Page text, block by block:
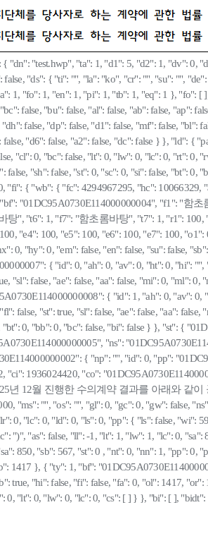
"dn": "test.hwp", "ta": 1, "d1": 5, "d2": 1, "dv":
"ds": { "ti": "", "la": "ko", "cr": "", "su": "",
1, "fo": 1, "en": 1, "pi": 1, "tb": 1, "eq": 1 }, "fo": [
false, "bu": false, "al": false, "ab": false, "ap":
false, "dp": false, "d1": false, "mf": false, "bl":
false, "d6": false, "a2": false, "dc": false } }, "ld":
"cl": 0, "bc": false, "lt": 0, "lw": 0, "lc": 0, "rt":
"sh": false, "st": 0, "sc": 0, "si": false, "bt":
"fi": { "wb": { "fc": 4294967295, "hc":
"bf": "01DC95A0730E114000000004", "f1": "
", "t6": 1, "f7": "함초롬바탕", "t7": 1, "r1": 100,
"e4": 100, "e5": 100, "e6": 100, "e7": 100,
0, "hy": 0, "em": false, "en": false, "su": false,
{ "id": 0, "ah": 0, "av": 0, "ht": 0, "hi":
"sl": false, "ae": false, "aa": false, "mi": 0,
{ "id": 1, "ah": 0, "av":
false, "st": true, "sl": false, "ae": false, "aa":
0, "bb": 0, "bc": false, "bi": false } }, "st": {
"ns":
{ "np": "", "id": 0, "pp":
"ci": 1936024420, "co":
12월 진행한 수의계약 결과를 아래와 같이
"ms": "", "os": "", "gl": 0, "gc": 0, "gw": false,
0, "lc": 0, "ld": 0, "ls": 0, "pp": { "ls": false,
")", "as": false, "ll": -1, "lt": 1, "lw": 1, "lc": 0,
850, "sb": 567, "st": 0 , "nt": 0, "nn": 1, "pp":
1417 }, { "ty": 1, "bf":
true, "hi": false, "fi": false, "fa": 0, "ol": 1417,
0, "lt": 0, "lw": 0, "lc": 0, "cs": [ ] } }, "bi": [ ],